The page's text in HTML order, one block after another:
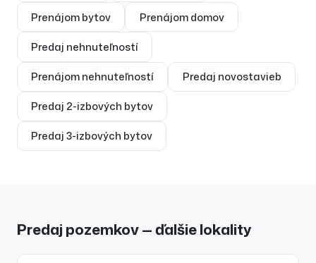
Prenájombytov Prenájom domov
Predaj nehnuteľností
Prenájomnehnuteľností Predaj novostavieb
Predaj 2-izbových bytov
Predaj3-izbových bytov
Predaj pozemkov — ďalšie lokality